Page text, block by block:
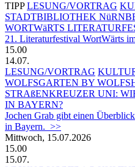
TIPP LESUNG/VORTRAG
STADTBIBLIOTHEK
WORTWäRTS
21. Literaturfestival WortWärts
15.00
14.07.
LESUNG/VORTRAG
WOLFSGARTEN BY
STRAßENKREUZER UNI:
IN BAYERN?
Jochen Grab gibt einen
in Bayern. >>
Mittwoch, 15.07.2026
15.00
15.07.